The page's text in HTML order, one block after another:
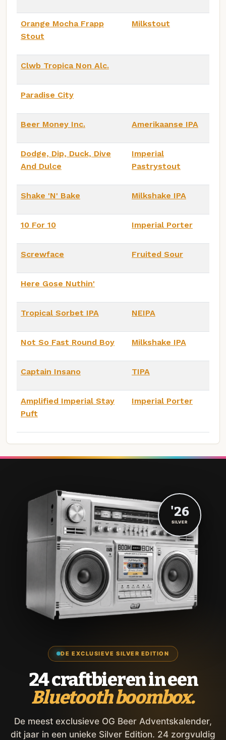
Orange Mocha Frapp
Stout
Milkstout
Clwb Tropica Non Alc.
Paradise City
Beer Money Inc. Amerikaanse IPA
Dodge, Dip, Duck, Dive
And Dulce
Imperial
Pastrystout
Shake 'N' Bake Milkshake IPA
10 For 10 Imperial Porter
Screwface Fruited Sour
Here Gose Nuthin'
Tropical Sorbet IPA NEIPA
Not So Fast Round Boy Milkshake IPA
Captain Insano TIPA
Amplified Imperial Stay
Puft
Imperial Porter
DE EXCLUSIEVE SILVER EDITION
24 craftbieren in een
Bluetooth boombox.
De meest exclusieve OG Beer Adventskalender,
dit jaar in een unieke Silver Edition. 24 zorgvuldig
'26
SILVER